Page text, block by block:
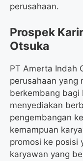
perusahaan.
Prospek
Otsuka
PT Amerta Indah
perusahaan yang
berkembang bagi
menyediakan
pengembangan
kemampuan
promosi ke posisi
karyawan yang